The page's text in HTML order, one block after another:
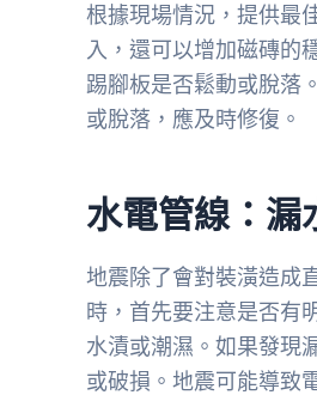
根據現場情況，提供最
入，還可以增加磁磚的
踢腳板是否鬆動或脫落
或脫落，應及時修復。
水電管線：漏
地震除了會對裝潢造成
時，首先要注意是否有
水漬或潮濕。如果發現
或破損。地震可能導致